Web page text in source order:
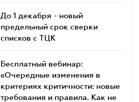
До 1 декабря - новый
предельный срок сверки
списков c ТЦК
Бесплатный вебинар:
«Очередные изменения в
критериях критичности: новые
требования и правила. Как не